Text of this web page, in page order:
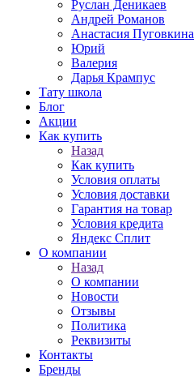
Руслан Деникаев
Андрей Романов
Анастасия Пуговкина
Юрий
Валерия
Дарья Крампус
Тату школа
Блог
Акции
Как купить
Назад
Как купить
Условия оплаты
Условия доставки
Гарантия на товар
Условия кредита
Яндекс Сплит
О компании
Назад
О компании
Новости
Отзывы
Политика
Реквизиты
Контакты
Бренды